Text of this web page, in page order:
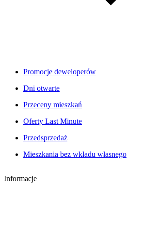
Promocje deweloperów
Dni otwarte
Przeceny mieszkań
Oferty Last Minute
Przedsprzedaż
Mieszkania bez wkładu własnego
Informacje